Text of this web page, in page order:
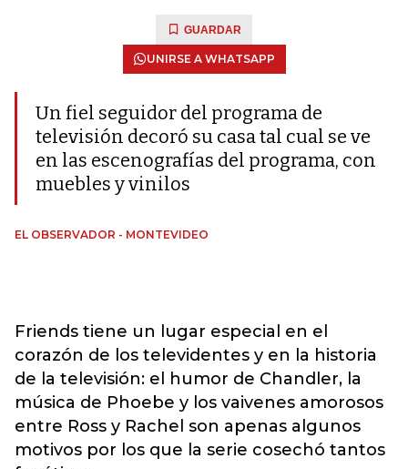
GUARDAR
UNIRSE A WHATSAPP
Un fiel seguidor del programa de
televisión decoró su casa tal cual se ve
en las escenografías del programa, con
muebles y vinilos
EL OBSERVADOR - MONTEVIDEO
Friends tiene un lugar especial en el
corazón de los televidentes y en la historia
de la televisión: el humor de Chandler, la
música de Phoebe y los vaivenes amorosos
entre Ross y Rachel son apenas algunos
motivos por los que la serie cosechó tantos